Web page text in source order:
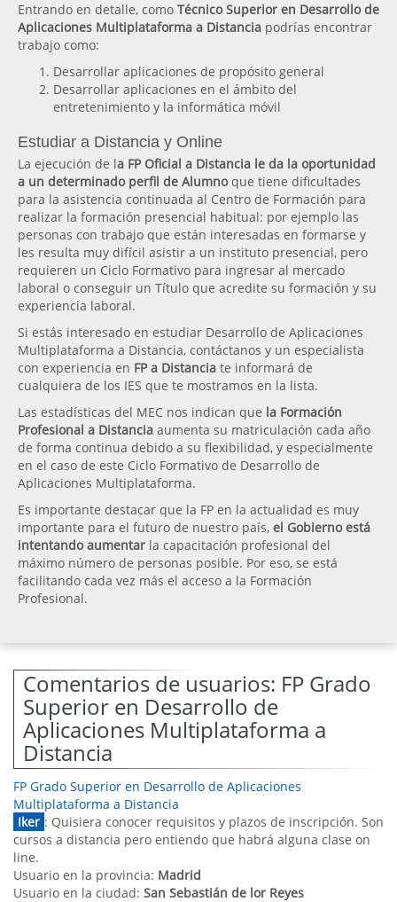
Entrando en detalle, como Técnico Superior en Desarrollo de
Aplicaciones Multiplataforma a Distancia podrías encontrar
trabajo como:
Desarrollar aplicaciones de propósito general
Desarrollar aplicaciones en el ámbito del
entretenimiento y la informática móvil
Estudiar a Distancia y Online
La ejecución de la FP Oficial a Distancia le da la oportunidad
a un determinado perfil de Alumnoque tiene dificultades
para la asistencia continuada al Centro de Formación para
realizar la formación presencial habitual: por ejemplo las
personas con trabajo que están interesadas en formarse y
les resulta muy difícil asistir a un instituto presencial, pero
requieren un Ciclo Formativo para ingresar al mercado
laboral o conseguir un Título que acredite su formación y su
experiencia laboral.
Si estás interesado en estudiar Desarrollo de Aplicaciones
Multiplataforma a Distancia, contáctanos y un especialista
con experiencia en FP a Distancia te informará de
cualquiera de los IES que te mostramos en la lista.
Las estadísticas del MEC nos indican que la Formación
Profesional a Distancia aumenta su matriculación cada año
de forma continua debido a su flexibilidad, y especialmente
en el caso de este Ciclo Formativo de Desarrollo de
Aplicaciones Multiplataforma.
Es importante destacar que la FP en la actualidad es muy
importante para el futuro de nuestro país, el Gobierno está
intentando aumentar la capacitación profesional del
máximo número de personas posible. Por eso, se está
facilitando cada vez más el acceso a la Formación
Profesional.
Comentarios de usuarios: FP Grado
Superior en Desarrollo de
Aplicaciones Multiplataforma a
Distancia
FP Grado Superior en Desarrollo de Aplicaciones
Multiplataforma a Distancia
Iker : Quisiera conocer requisitos y plazos de inscripción. Son
cursos a distancia pero entiendo que habrá alguna clase on
line.
Usuario en la provincia: Madrid
Usuario en la ciudad: San Sebastián de lor Reyes